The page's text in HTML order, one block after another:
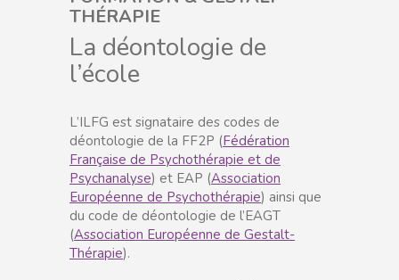
THÉRAPIE
La déontologie de
l’école
L’ILFG est signataire des codes de
déontologie de la FF2P (Fédération
Française de Psychothérapie et de
Psychanalyse) et EAP (Association
Européenne de Psychothérapie) ainsi que
du code de déontologie de l’EAGT
(Association Européenne de Gestalt-
Thérapie).